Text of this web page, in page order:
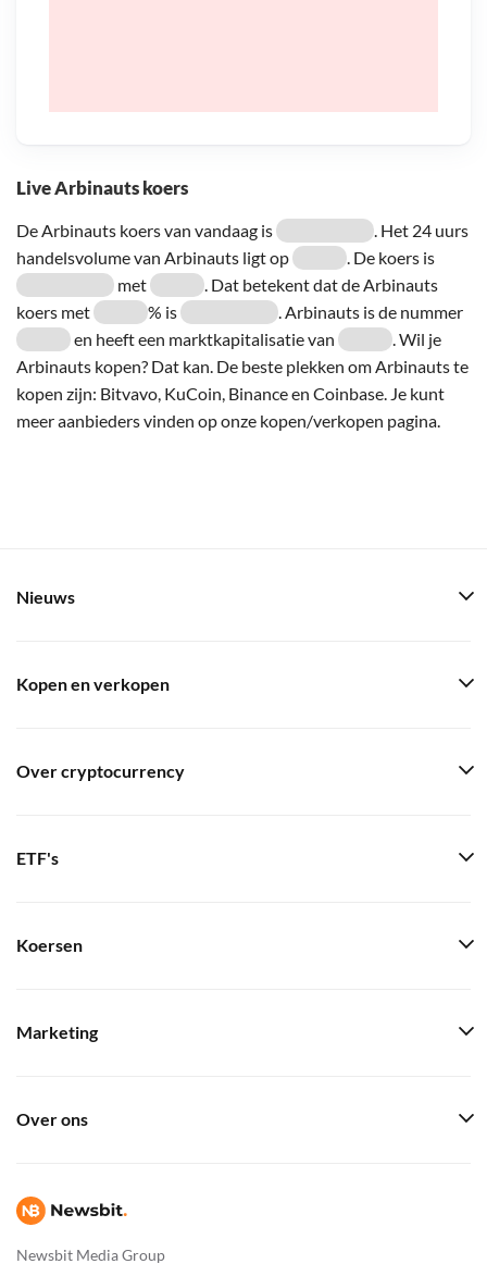
Live Arbinauts koers
De Arbinauts koers van vandaag is
. Het 24 uurs
handelsvolume van Arbinauts ligt op
. De koers is
met
. Dat betekent dat de Arbinauts
koers met
% is
. Arbinauts is de nummer
en heeft een marktkapitalisatie van
. Wil je
Arbinauts kopen? Dat kan. De beste plekken om Arbinauts te
kopen zijn: Bitvavo, KuCoin, Binance en Coinbase. Je kunt
meer aanbieders vinden op onze kopen/verkopen pagina.
Newsbit Media Group
Nieuws
Kopen en verkopen
Over cryptocurrency
ETF's
Koersen
Marketing
Over ons